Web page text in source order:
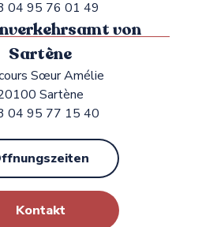
04 95 76 01 49
von
Sartène
Sœur Amélie
Sartène
04 95 77 15 40
Kontakt